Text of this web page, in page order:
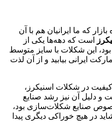
که ما ایرانیان هم با آن
است که دهه‌ها یکی از
بود، این شکلات با سایز متوسط
ایرانی بیابید و از آن لذت
در شکلات اسنیکرز،
و دلیل آن نیز رشد صنایع
صنایع شکلات‌سازی بود،
در هیچ خوراکی دیگری پیدا